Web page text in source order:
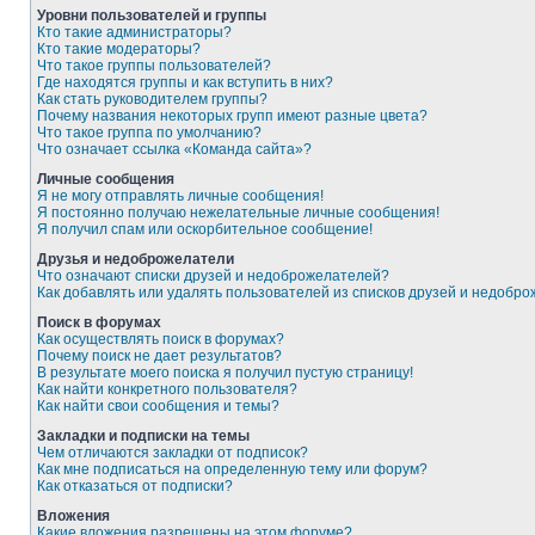
Уровни пользователей и группы
Кто такие администраторы?
Кто такие модераторы?
Что такое группы пользователей?
Где находятся группы и как вступить в них?
Как стать руководителем группы?
Почему названия некоторых групп имеют разные цвета?
Что такое группа по умолчанию?
Что означает ссылка «Команда сайта»?
Личные сообщения
Я не могу отправлять личные сообщения!
Я постоянно получаю нежелательные личные сообщения!
Я получил спам или оскорбительное сообщение!
Друзья и недоброжелатели
Что означают списки друзей и недоброжелателей?
Как добавлять или удалять пользователей из списков друзей и
Поиск в форумах
Как осуществлять поиск в форумах?
Почему поиск не дает результатов?
В результате моего поиска я получил пустую страницу!
Как найти конкретного пользователя?
Как найти свои сообщения и темы?
Закладки и подписки на темы
Чем отличаются закладки от подписок?
Как мне подписаться на определенную тему или форум?
Как отказаться от подписки?
Вложения